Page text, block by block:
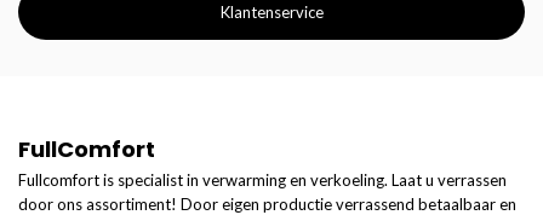
Klantenservice
FullComfort
Fullcomfort is specialist in verwarming en verkoeling. Laat u verrassen
door ons assortiment! Door eigen productie verrassend betaalbaar en